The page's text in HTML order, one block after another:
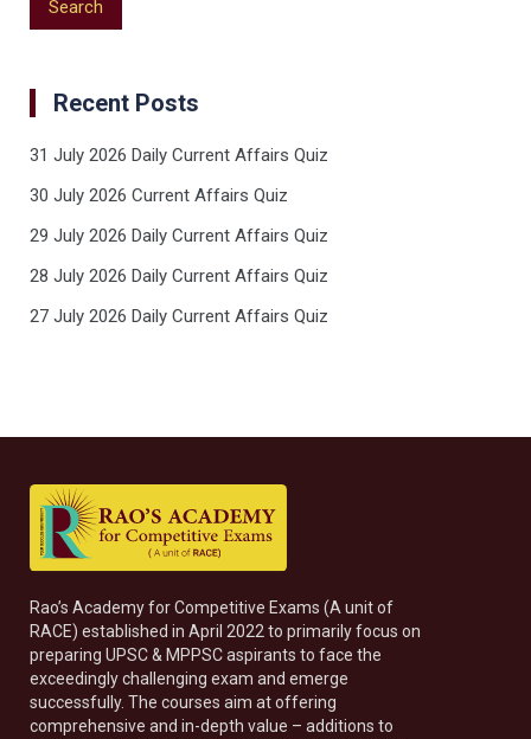
Recent Posts
31 July 2026 Daily Current Affairs Quiz
30 July 2026 Current Affairs Quiz
29 July 2026 Daily Current Affairs Quiz
28 July 2026 Daily Current Affairs Quiz
27 July 2026 Daily Current Affairs Quiz
Rao’s Academy for Competitive Exams (A unit of
RACE) established in April 2022 to primarily focus on
preparing UPSC & MPPSC aspirants to face the
exceedingly challenging exam and emerge
successfully. The courses aim at offering
comprehensive and in-depth value – additions to